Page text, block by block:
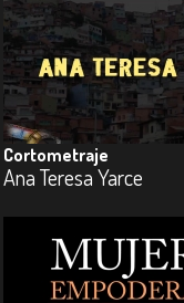
Cortometraje
Ana Teresa Yarce